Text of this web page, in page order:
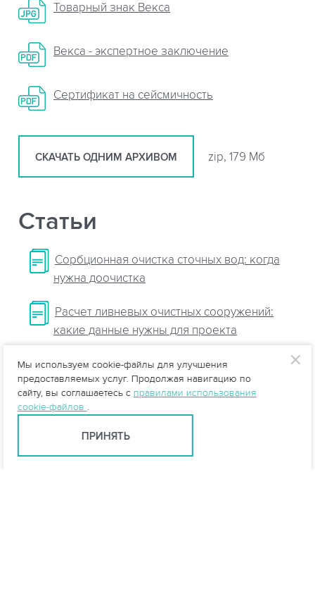
Товарный знак Векса
Векса - экспертное заключение
Сертификат на сейсмичность
СКАЧАТЬ ОДНИМ АРХИВОМ zip, 179 Мб
Статьи
Сорбционная очистка сточных вод: когда
нужна доочистка
Расчет ливневых очистных сооружений:
какие данные нужны для проекта
Назначение ливневой системы на
автомобильных дорогах
Очистные сооружения ливневой
канализации
Мы используем cookie-файлы для улучшения
предоставляемых услуг. Продолжая навигацию по
сайту, вы соглашаетесь с правилами использования
cookie-файлов .
ПРИНЯТЬ